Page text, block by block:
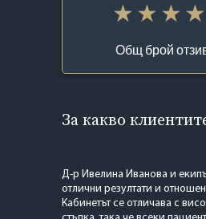
Общ брой
За какво
Д-р Ивелина Иванова и
отлични резултати и
Кабинетът се отличава с